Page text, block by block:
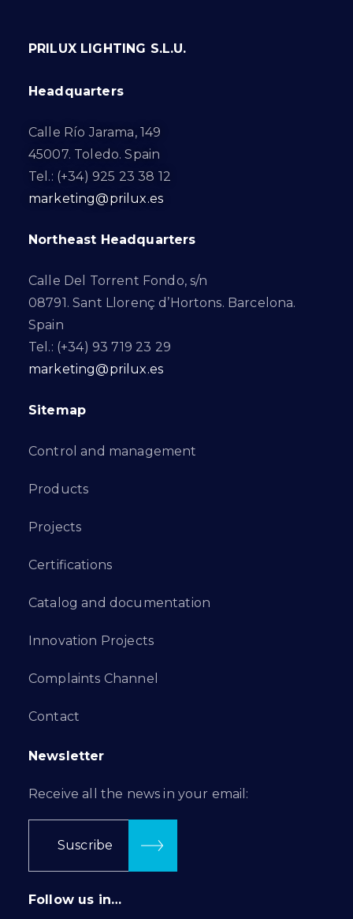
PRILUX LIGHTING S.L.U.
Headquarters
Calle Río Jarama, 149
45007. Toledo. Spain
Tel.: (+34) 925 23 38 12
marketing@prilux.es
Northeast Headquarters
Calle Del Torrent Fondo, s/n
08791. Sant Llorenç d’Hortons. Barcelona.
Spain
Tel.: (+34) 93 719 23 29
marketing@prilux.es
Sitemap
Control and management
Products
Projects
Certifications
Catalog and documentation
Innovation Projects
Complaints Channel
Contact
Newsletter
Receive all the news in your email:
Suscribe
Follow us in…